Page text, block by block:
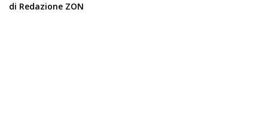
di Redazione ZON